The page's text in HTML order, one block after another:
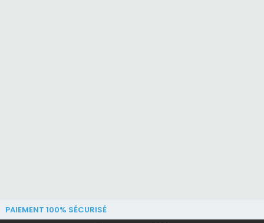
PAIEMENT 100% SÉCURISÉ